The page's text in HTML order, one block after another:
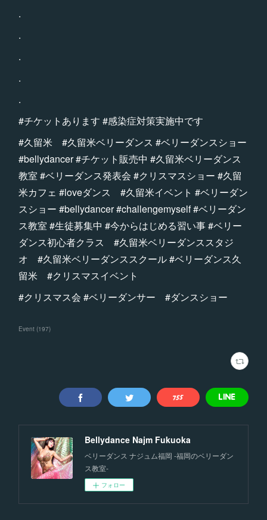
.
.
.
.
.
#チケットあります #感染症対策実施中です
#久留米 #久留米ベリーダンス #ベリーダンスショー
#bellydancer #チケット販売中 #久留米ベリーダンス
教室 #ベリーダンス発表会 #クリスマスショー #久留
米カフェ #loveダンス #久留米イベント #ベリーダン
スショー #bellydancer #challengemyself #ベリーダン
ス教室 #生徒募集中 #今からはじめる習い事 #ベリー
ダンス初心者クラス #久留米ベリーダンススタジ
オ #久留米ベリーダンススクール #ベリーダンス久
留米 #クリスマスイベント
#クリスマス会 #ベリーダンサー #ダンスショー
Event (197)
Bellydance Najm Fukuoka
ベリーダンス ナジュム福岡 -福岡のベリーダン
ス教室-
フォロー